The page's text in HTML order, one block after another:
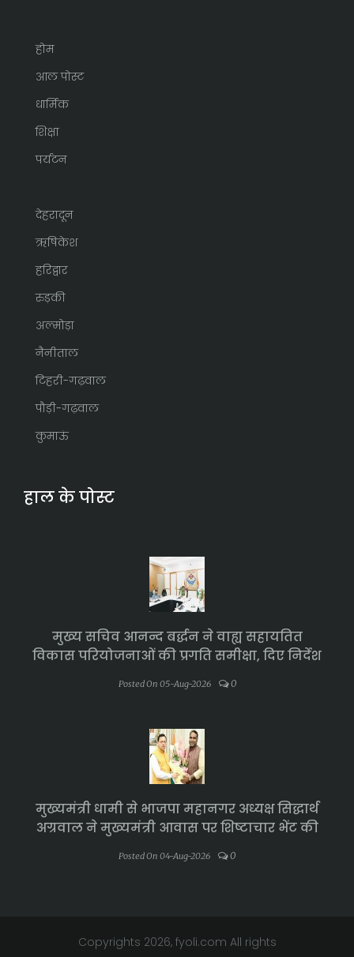
होम
आल पोस्ट
धार्मिक
शिक्षा
पर्यटन
देहरादून
ऋषिकेश
हरिद्वार
रुड़की
अल्मोड़ा
नैनीताल
टिहरी-गढ़वाल
पौड़ी-गढ़वाल
कुमाऊं
हाल के पोस्ट
मुख्य सचिव आनन्द बर्द्धन ने वाह्य सहायतित
विकास परियोजनाओं की प्रगति समीक्षा, दिए निर्देश
Posted On 05-Aug-2026 0
मुख्यमंत्री धामी से भाजपा महानगर अध्यक्ष सिद्धार्थ
अग्रवाल ने मुख्यमंत्री आवास पर शिष्टाचार भेंट की
Posted On 04-Aug-2026 0
Copyrights 2026, fyoli.com All rights